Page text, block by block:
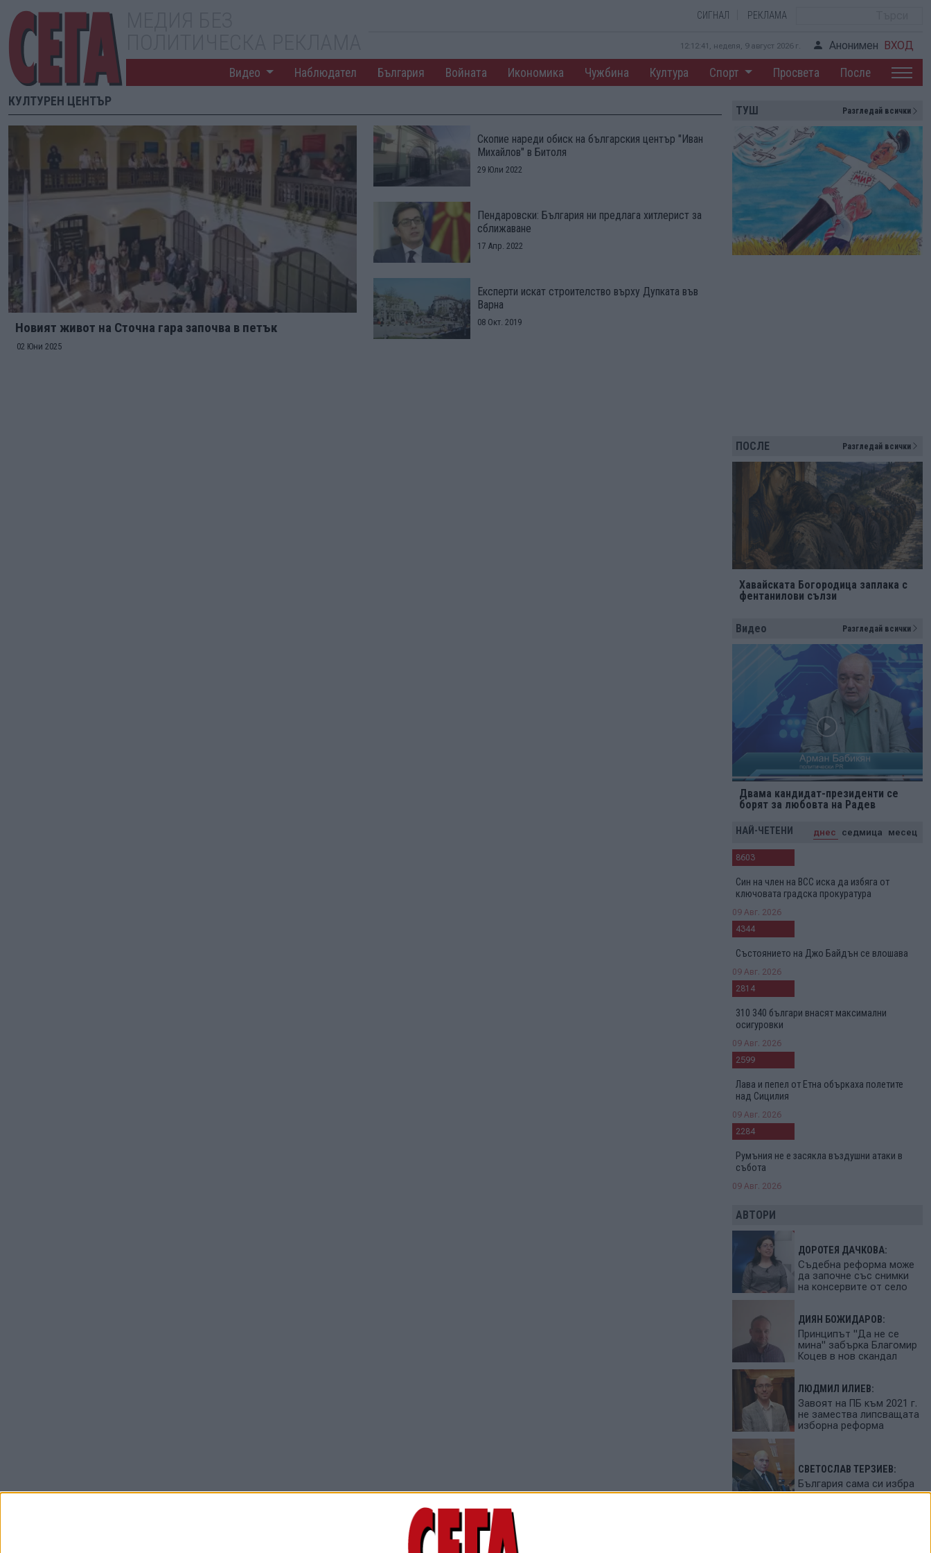
СИГНАЛ РЕКЛАМА
12:12:42, неделя, 9 август 2026 г. Анонимен ВХОД
Видео Наблюдател България Войната Икономика Чужбина Култура Спорт Просвета После
КУЛТУРЕН ЦЕНТЪР
Новият живот на Сточна гара започва в петък
02 Юни 2025
Скопие нареди обиск на българския център "Иван
Михайлов" в Битоля
29 Юли 2022
Пендаровски: България ни предлага хитлерист за
сближаване
17 Апр. 2022
Експерти искат строителство върху Дупката във
Варна
08 Окт. 2019
ТУШ Разгледай всички
ПОСЛЕ Разгледай всички
Хавайската Богородица заплака с
фентанилови сълзи
Видео Разгледай всички
Двама кандидат-президенти се
борят за любовта на Радев
НАЙ-ЧЕТЕНИ днес седмица месец
8603
Син на член на ВСС иска да избяга от
ключовата градска прокуратура
09 Авг. 2026
4344
Състоянието на Джо Байдън се влошава
09 Авг. 2026
2814
310 340 българи внасят максимални
осигуровки
09 Авг. 2026
2599
Лава и пепел от Етна объркаха полетите
над Сицилия
09 Авг. 2026
2284
Румъния не е засякла въздушни атаки в
събота
09 Авг. 2026
АВТОРИ
ДОРОТЕЯ ДАЧКОВА:
Съдебна реформа може
да започне със снимки
на консервите от село
ДИЯН БОЖИДАРОВ:
Принципът "Да не се
мина" забърка Благомир
Коцев в нов скандал
ЛЮДМИЛ ИЛИЕВ:
Завоят на ПБ към 2021 г.
не замества липсващата
изборна реформа
СВЕТОСЛАВ ТЕРЗИЕВ:
България сама си избра
вредител